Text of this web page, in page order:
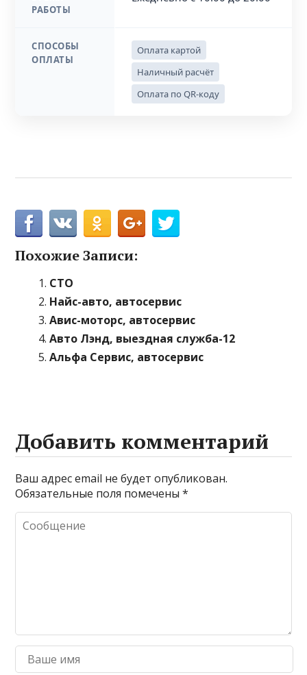
РАБОТЫ
СПОСОБЫ
ОПЛАТЫ
Оплата картой
Наличный расчёт
Оплата по QR-коду
Похожие Записи:
СТО
Найс-авто, автосервис
Авис-моторс, автосервис
Авто Лэнд, выездная служба-12
Альфа Сервис, автосервис
Добавить комментарий
Ваш адрес email не будет опубликован.
Обязательные поля помечены*